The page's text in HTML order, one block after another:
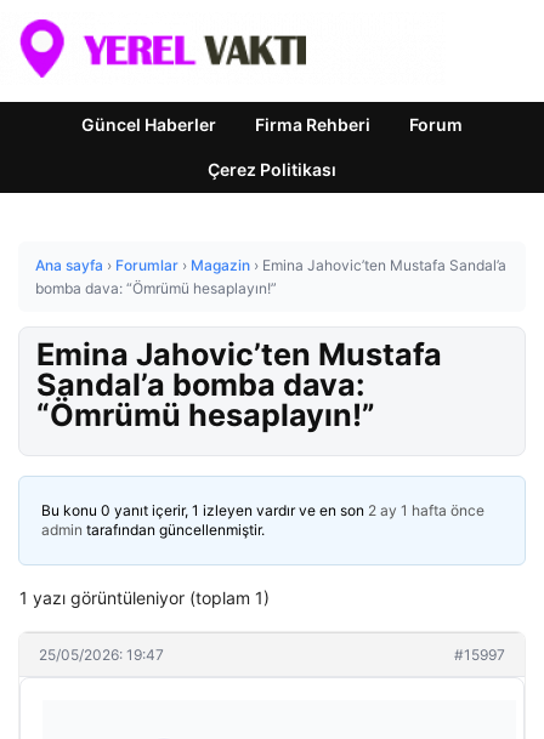
Güncel Haberler Firma Rehberi Forum
Çerez Politikası
Ana sayfa › Forumlar › Magazin › Emina Jahovic’ten Mustafa Sandal’a
bomba dava: “Ömrümü hesaplayın!”
Emina Jahovic’ten Mustafa
Sandal’a bomba dava:
“Ömrümü hesaplayın!”
Bu konu 0 yanıt içerir, 1 izleyen vardır ve en son 2 ay 1 hafta önce
admin tarafından güncellenmiştir.
1 yazı görüntüleniyor (toplam 1)
25/05/2026: 19:47 #15997